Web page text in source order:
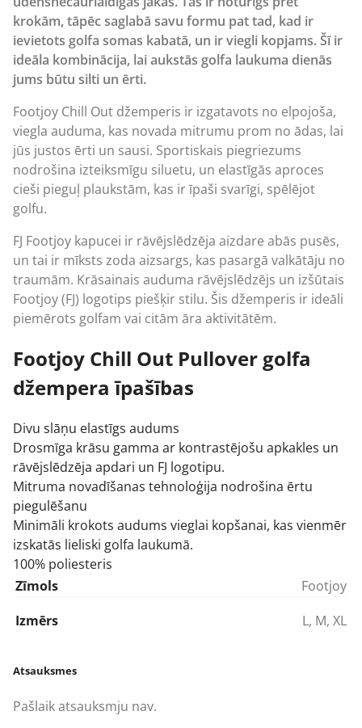
krokām, tāpēc saglabā savu formu pat tad, kad ir
ievietots golfa somas kabatā, un ir viegli kopjams. Šī ir
ideāla kombinācija, lai aukstās golfa laukuma dienās
jums būtu silti un ērti.
Footjoy Chill Out džemperis ir izgatavots no elpojoša,
viegla auduma, kas novada mitrumu prom no ādas, lai
jūs justos ērti un sausi. Sportiskais piegriezums
nodrošina izteiksmīgu siluetu, un elastīgās aproces
cieši pieguļ plaukstām, kas ir īpaši svarīgi, spēlējot
golfu.
FJ Footjoy kapucei ir rāvējslēdzēja aizdare abās pusēs,
un tai ir mīksts zoda aizsargs, kas pasargā valkātāju no
traumām. Krāsainais auduma rāvējslēdzējs un izšūtais
Footjoy (FJ) logotips piešķir stilu. Šis džemperis ir ideāli
piemērots golfam vai citām āra aktivitātēm.
Footjoy Chill Out Pullover golfa
džempera īpašības
Divu slāņu elastīgs audums
Drosmīga krāsu gamma ar kontrastējošu apkakles un
rāvējslēdzēja apdari un FJ logotipu.
Mitruma novadīšanas tehnoloģija nodrošina ērtu
piegulēšanu
Minimāli krokots audums vieglai kopšanai, kas vienmēr
izskatās lieliski golfa laukumā.
100% poliesteris
Zīmols
Footjoy
Izmērs
L, M, XL
Atsauksmes
Pašlaik atsauksmju nav.